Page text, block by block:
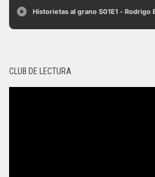
CLUB DE LECTURA